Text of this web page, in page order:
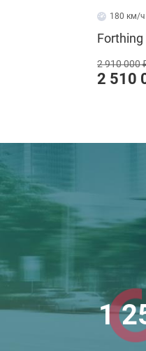
180 км/ч
Forthing
2 910 000
2 510
1